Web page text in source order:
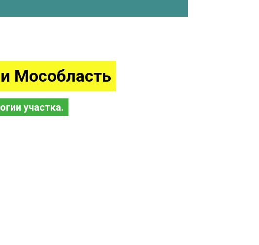
Мособласть
участка.